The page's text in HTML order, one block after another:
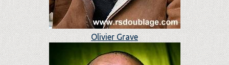
Olivier Grave